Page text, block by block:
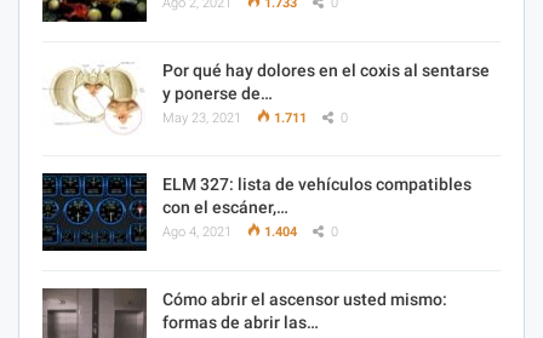
Ago 2, 2021 1.733 0
Por qué hay dolores en el coxis al sentarse
y ponerse de…
May 23, 2021 1.711 0
ELM 327: lista de vehículos compatibles
con el escáner,…
Ago 4, 2021 1.404 0
Cómo abrir el ascensor usted mismo:
formas de abrir las…